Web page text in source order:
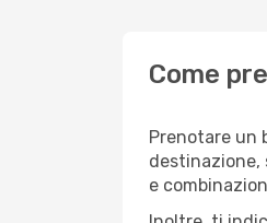
Come
Prenotare un
destinazione,
e